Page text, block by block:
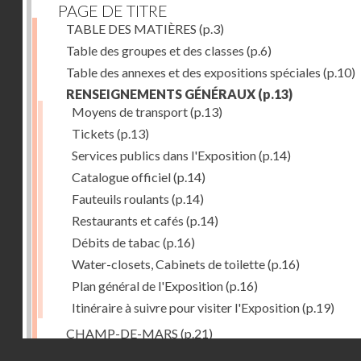
PAGE DE TITRE
TABLE DES MATIÈRES (p.3)
Table des groupes et des classes (p.6)
Table des annexes et des expositions spéciales (p.10)
RENSEIGNEMENTS GÉNÉRAUX (p.13)
Moyens de transport(p.13)
Tickets (p.13)
Services publics dans l'Exposition(p.14)
Catalogue officiel(p.14)
Fauteuils roulants (p.14)
Restaurants et cafés (p.14)
Débits de tabac (p.16)
Water-closets, Cabinets de toilette(p.16)
Plan général de l'Exposition(p.16)
Itinéraire à suivre pour visiter l'Exposition(p.19)
CHAMP-DE-MARS (p.21)